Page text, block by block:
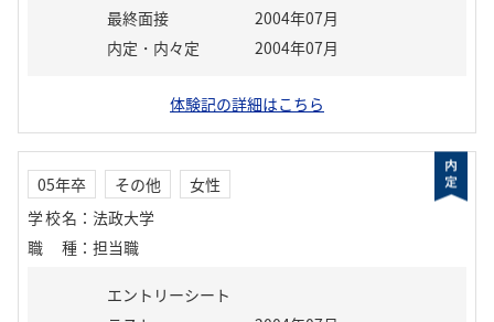
最終面接
2004年07月
内定・内々定
2004年07月
体験記の詳細はこちら
05年卒 その他
女性
学校名 ： 法政大学
職種 ： 担当職
エントリーシート